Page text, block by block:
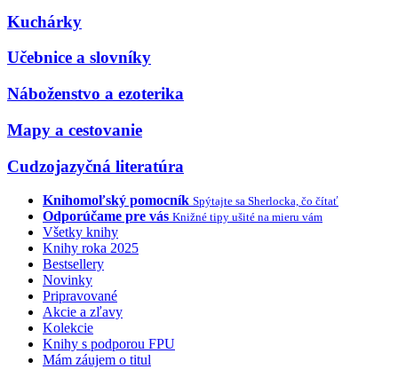
Kuchárky
Učebnice a slovníky
Náboženstvo a ezoterika
Mapy a cestovanie
Cudzojazyčná literatúra
Knihomoľský pomocník Spýtajte sa Sherlocka, čo čítať
Odporúčame pre vás Knižné tipy ušité na mieru vám
Všetky knihy
Knihy roka 2025
Bestsellery
Novinky
Pripravované
Akcie a zľavy
Kolekcie
Knihy s podporou FPU
Mám záujem o titul